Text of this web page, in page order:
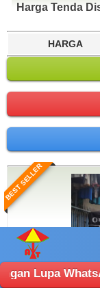
Harga Tenda
HARGA
BEST SELLER
Dulu